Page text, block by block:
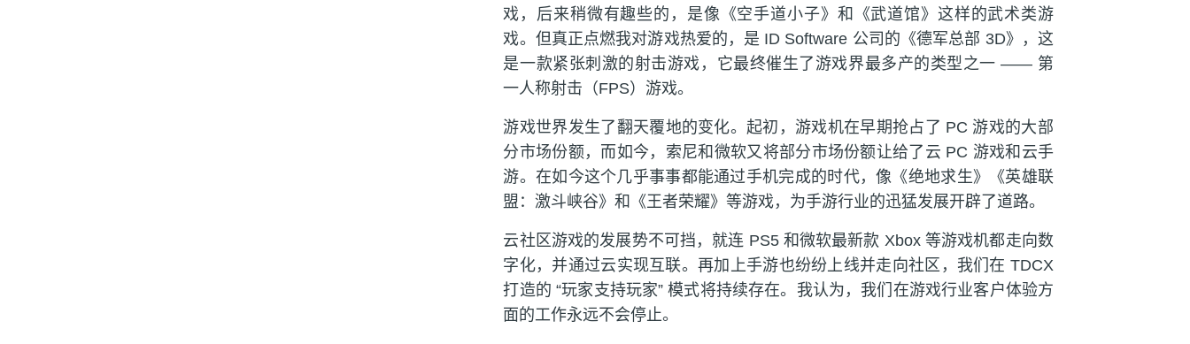
戏，后来稍微有趣些的，是像《空手道小子》和《武道馆》这样的武术类游
戏。但真正点燃我对游戏热爱的，是 ID Software 公司的《德军总部 3D》，这
是一款紧张刺激的射击游戏，它最终催生了游戏界最多产的类型之一 —— 第
一人称射击（FPS）游戏。
游戏世界发生了翻天覆地的变化。起初，游戏机在早期抢占了 PC 游戏的大部
分市场份额，而如今，索尼和微软又将部分市场份额让给了云 PC 游戏和云手
游。在如今这个几乎事事都能通过手机完成的时代，像《绝地求生》《英雄联
盟：激斗峡谷》和《王者荣耀》等游戏，为手游行业的迅猛发展开辟了道路。
云社区游戏的发展势不可挡，就连 PS5 和微软最新款 Xbox 等游戏机都走向数
字化，并通过云实现互联。再加上手游也纷纷上线并走向社区，我们在 TDCX
打造的 “玩家支持玩家” 模式将持续存在。我认为，我们在游戏行业客户体验方
面的工作永远不会停止。